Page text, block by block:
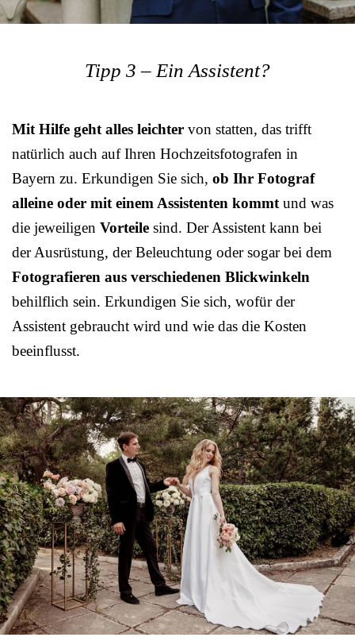
Tipp 3 – Ein Assistent?
Mit Hilfe geht alles leichter von statten, das trifft
natürlich auch auf Ihren Hochzeitsfotografen in
Bayern zu. Erkundigen Sie sich, ob Ihr Fotograf
alleine oder mit einem Assistenten kommt und was
die jeweiligen Vorteile sind. Der Assistent kann bei
der Ausrüstung, der Beleuchtung oder sogar bei dem
Fotografieren aus verschiedenen Blickwinkeln
behilflich sein. Erkundigen Sie sich, wofür der
Assistent gebraucht wird und wie das die Kosten
beeinflusst.